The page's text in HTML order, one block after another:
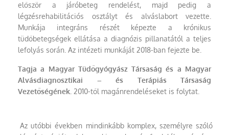
először a járóbeteg rendelést, majd pedig a
légzésrehabilitációs osztályt és alváslabort vezette.
Munkája integráns részét képezte a krónikus
tüdőbetegségek ellátása a diagnózis pillanatától a teljes
lefolyás során. Az intézeti munkáját 2018-ban fejezte be.
Tagja a Magyar Tüdőgyógyász Társaság és a Magyar
Alvásdiagnosztikai – és Terápiás Társaság
Vezetőségének. 2010-től magánrendeléseket is folytat.
Az utóbbi években mindinkább komplex, személyre szóló